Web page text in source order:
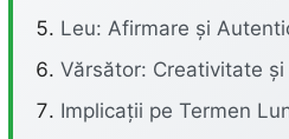
Leu: Afirmare și
Vărsător: Creativitate
Implicații pe Termen